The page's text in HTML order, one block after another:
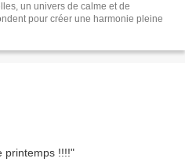
un univers de calme et de
pour créer une harmonie pleine